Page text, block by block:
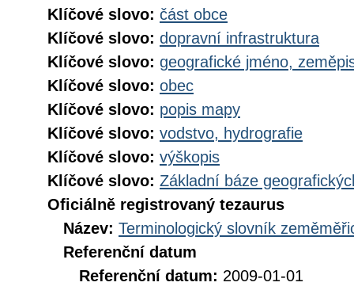
Klíčové slovo: část obce
Klíčové slovo: dopravní infrastruktura
Klíčové slovo: geografické jméno,
Klíčové slovo: obec
Klíčové slovo: popis mapy
Klíčové slovo: vodstvo, hydrografie
Klíčové slovo: výškopis
Klíčové slovo: Základní báze
Oficiálně registrovaný tezaurus
Název: Terminologický slovník
Referenční datum
Referenční datum: 2009-01-01